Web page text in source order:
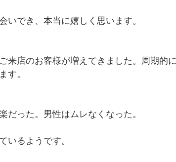
いでき、本当に嬉しく思います。
来店のお客様が増えてきました。周期的
す。
だった。男性はムレなくなった。
いるようです。